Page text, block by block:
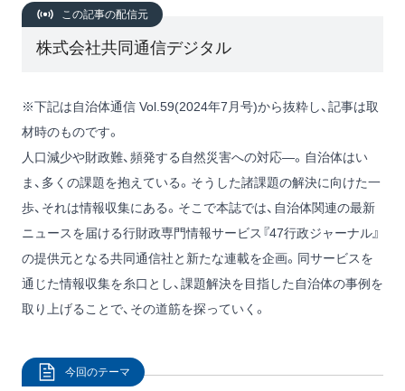
この記事の配信元
株式会社共同通信デジタル
※下記は自治体通信 Vol.59(2024年7月号)から抜粋し、記事は取
材時のものです。
人口減少や財政難、頻発する自然災害への対応―。自治体はい
ま、多くの課題を抱えている。そうした諸課題の解決に向けた一
歩、それは情報収集にある。そこで本誌では、自治体関連の最新
ニュースを届ける行財政専門情報サービス『47行政ジャーナル』
の提供元となる共同通信社と新たな連載を企画。同サービスを
通じた情報収集を糸口とし、課題解決を目指した自治体の事例を
取り上げることで、その道筋を探っていく。
今回のテーマ